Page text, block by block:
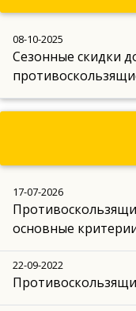
08-10-2025
Сезонные скидки
17-07-2026
основные
22-09-2022